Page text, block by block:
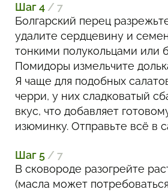
Шаг 4 / 7
Болгарский перец
удалите сердцевину и
тонкими полукольцами или
Помидоры измельчите
Я чаще для подобных
черри, у них сладковатый
вкус, что добавляет
изюминку. Отправьте всё в
Шаг 5 / 7
В сковороде разогрейте
(масла может